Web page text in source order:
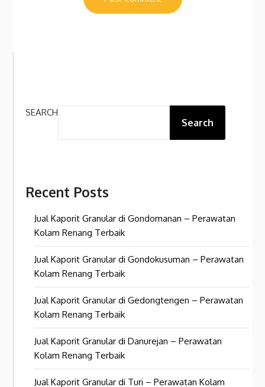
SEARCH
Search
Recent Posts
Jual Kaporit Granular di Gondomanan – Perawatan
Kolam Renang Terbaik
Jual Kaporit Granular di Gondokusuman – Perawatan
Kolam Renang Terbaik
Jual Kaporit Granular di Gedongtengen – Perawatan
Kolam Renang Terbaik
Jual Kaporit Granular di Danurejan – Perawatan
Kolam Renang Terbaik
Jual Kaporit Granular di Turi – Perawatan Kolam